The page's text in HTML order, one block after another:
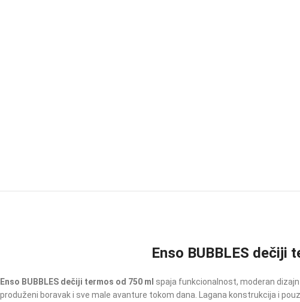
Enso BUBBLES
Enso BUBBLES dečiji termos od 750 ml spaja funkcionalnost, moderan
produženi boravak i sve male avanture tokom dana. Lagana konstrukcija i